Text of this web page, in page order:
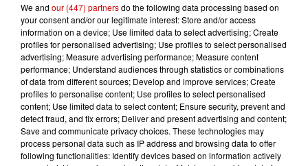
15h02
Éclipse solaire : découvrez les
meilleurs spots d'observation
du...
11h51
À LA UNE : professeur
We and our (447) partnersdo the following data processing based on
your consent and/or our legitimate interest: Store and/or access
information on a device; Use limited data to select advertising; Create
profiles for personalised advertising; Use profiles to select personalised
advertising; Measure advertising performance; Measure content
performance; Understand audiences through statistics or combinations
of data from different sources; Develop and improve services; Create
profiles to personalise content; Use profiles to select personalised
content; Use limited data to select content; Ensure security, prevent and
detect fraud, and fix errors; Deliver and present advertising and content;
Save and communicate privacy choices. These technologies may
process personal data such as IP address and browsing data to offer
following functionalities: Identify devices based on information actively